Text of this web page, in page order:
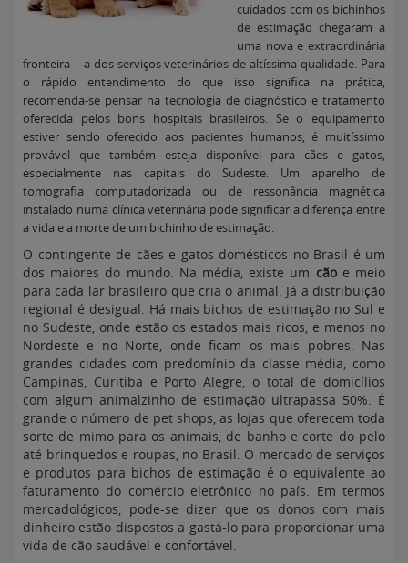
cuidados com os bichinhos
de estimação chegaram a
uma nova e extraordinária
fronteira – a dos serviços veterinários de altíssima qualidade. Para
o rápido entendimento do que isso significa na prática,
recomenda-se pensar na tecnologia de diagnóstico e tratamento
oferecida pelos bons hospitais brasileiros. Se o equipamento
estiver sendo oferecido aos pacientes humanos, é muitíssimo
provável que também esteja disponível para cães e gatos,
especialmente nas capitais do Sudeste. Um aparelho de
tomografia computadorizada ou de ressonância magnética
instalado numa clínica veterinária pode significar a diferença entre
a vida e a morte de um bichinho de estimação.
O contingente de cães e gatos domésticos no Brasil é um
dos maiores do mundo. Na média, existe um cãoe meio
para cada lar brasileiro que cria o animal. Já a distribuição
regional é desigual. Há mais bichos de estimação no Sul e
no Sudeste, onde estão os estados mais ricos, e menos no
Nordeste e no Norte, onde ficam os mais pobres. Nas
grandes cidades com predomínio da classe média, como
Campinas, Curitiba e Porto Alegre, o total de domicílios
com algum animalzinho de estimação ultrapassa 50%. É
grande o número de pet shops, as lojas que oferecem toda
sorte de mimo para os animais, de banho e corte do pelo
até brinquedos e roupas, no Brasil. O mercado de serviços
e produtos para bichos de estimação é o equivalente ao
faturamento do comércio eletrônico no país. Em termos
mercadológicos, pode-se dizer que os donos com mais
dinheiro estão dispostos a gastá-lo para proporcionar uma
vida de cão saudável e confortável.